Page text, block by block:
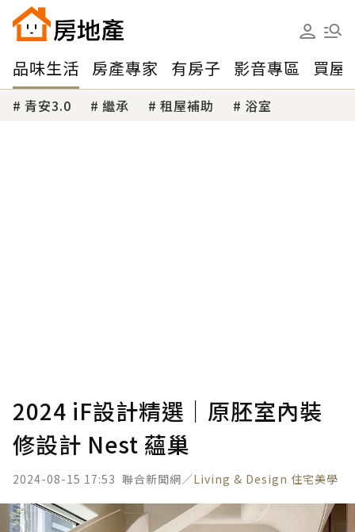
品味生活 房產專家 有房子 影音專區 買屋
青安3.0 繼承 租屋補助 浴室
2024 iF設計精選｜原胚室內裝
修設計 Nest 蘊巢
2024-08-15 17:53 聯合新聞網／Living & Design 住宅美學